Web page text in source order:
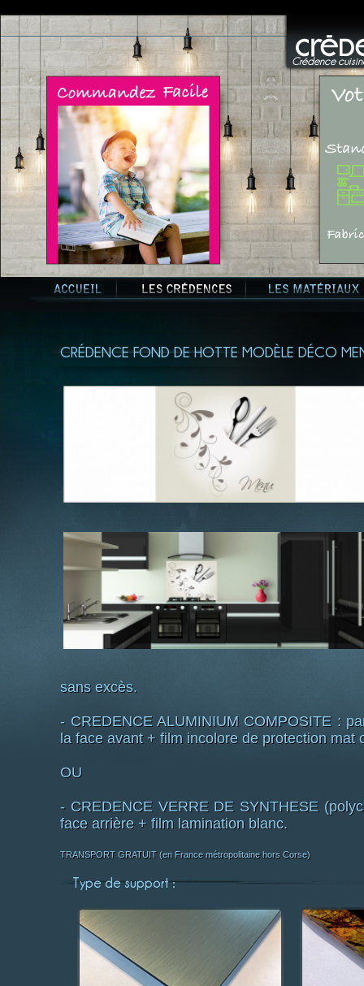
Crédence
CRÉDENCE FOND DE HOTTE MODÈLE DÉCO
sans excès.
- CREDENCE ALUMINIUM COMPOSITE :
la face avant + film incolore de protection mat
OU
- CREDENCE VERRE DE SYNTHESE
face arrière + film lamination blanc.
TRANSPORT GRATUIT (en France métropolitaine hors Corse)
Type de support :